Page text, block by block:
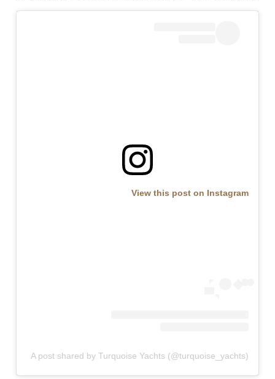
View this post on Instagram
A post shared by Turquoise Yachts (@turquoise_yachts)